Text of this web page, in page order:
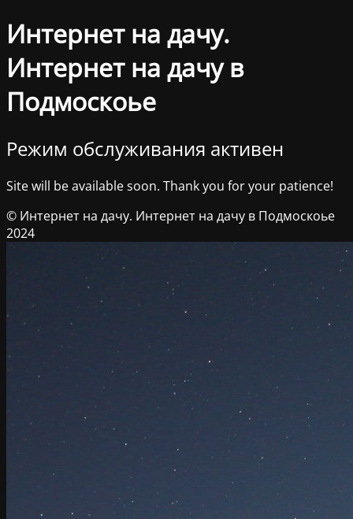
Интернет на дачу.
Интернет на дачу в
Подмоскоье
Режим обслуживания активен
Site will be available soon. Thank you for your patience!
© Интернет на дачу. Интернет на дачу в Подмоскоье
2024